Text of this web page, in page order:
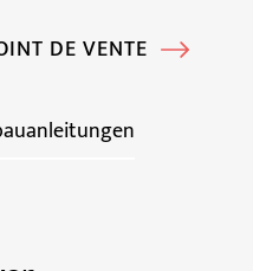
DE VENTE